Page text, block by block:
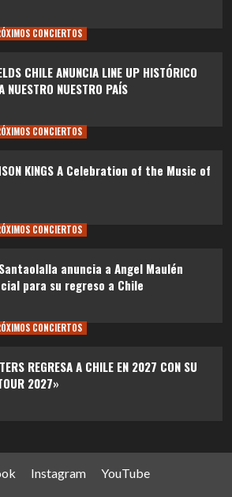
CONCIERTOS
CHILE ANUNCIA LINE UP HISTÓRICO
NUESTRO NUESTRO PAÍS
CONCIERTOS
KINGS A Celebration of the Music of
CONCIERTOS
Santaolalla anuncia a Angel Maulén
para su regreso a Chile
CONCIERTOS
REGRESA A CHILE EN 2027 CON SU
2027»
Instagram YouTube